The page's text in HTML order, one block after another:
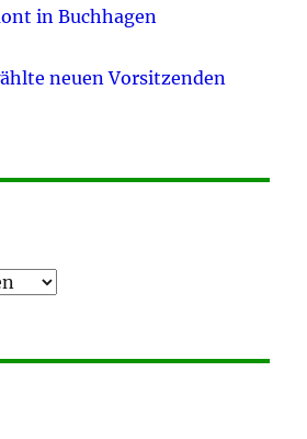
in Buchhagen
neuen Vorsitzenden